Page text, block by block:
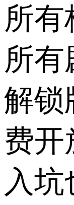
所有
所有
解锁
费开
入坑